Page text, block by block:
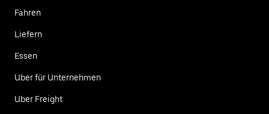
Fahren
Liefern
Essen
Uber für Unternehmen
Uber Freight